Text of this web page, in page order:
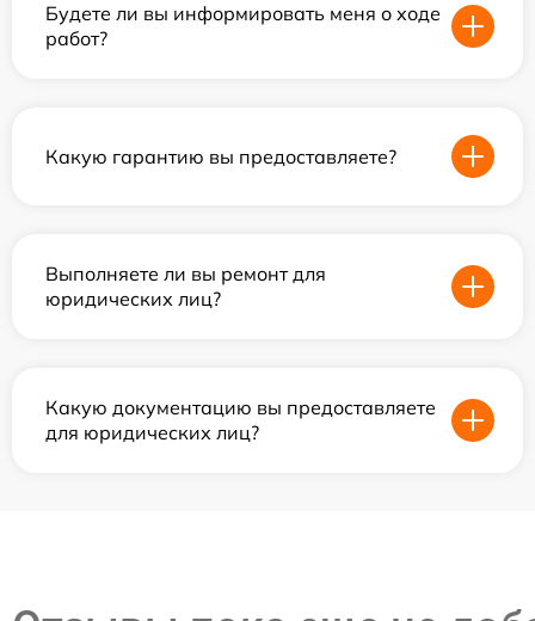
Будете ли вы информировать меня о ходе
работ?
Какую гарантию вы предоставляете?
Выполняете ли вы ремонт для
юридических лиц?
Какую документацию вы предоставляете
для юридических лиц?